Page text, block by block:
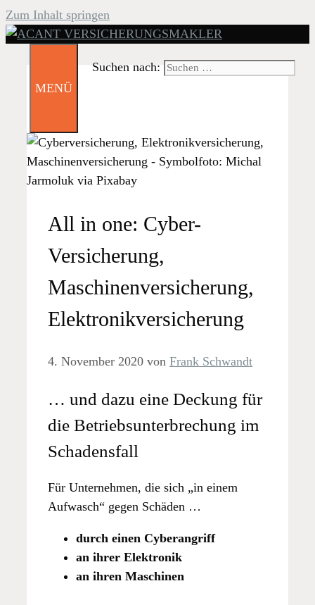
Zum Inhalt springen
Suchen nach:
MENÜ
All in one: Cyber-
Versicherung,
Maschinenversicherung,
Elektronikversicherung
4. November 2020 von Frank Schwandt
… und dazu eine Deckung für
die Betriebsunterbrechung im
Schadensfall
Für Unternehmen, die sich „in einem
Aufwasch“ gegen Schäden …
durch einen Cyberangriff
an ihrer Elektronik
an ihren Maschinen